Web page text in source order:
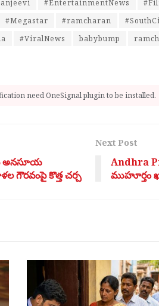
#EntertainmentNews
#Megastar #ramcharan
#ViralNews babybump
need OneSignal plugin to be installed.
అనసూయ
గౌరవంపై కొత్త చర్చ
Next Post
Andhra
ముహూర్తం